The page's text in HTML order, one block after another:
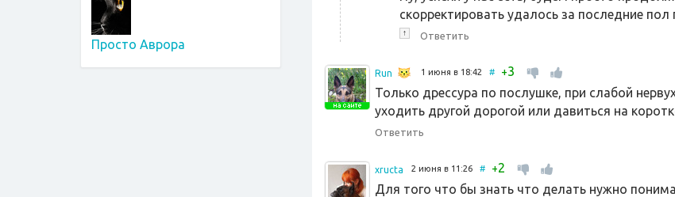
Просто Аврора
скорректировать удалось за последние пол
↑ Ответить
Run 1 июня в 18:42 # +3
Только дрессура по послушке, при слабой
уходить другой дорогой или давиться на
Ответить
xructa 2 июня в 11:26 # +2
Для того что бы знать что делать нужно